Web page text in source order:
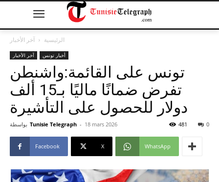
الرئيسية آخر الأخبار
آخر الأخبار أخبار تونس
تونس على القائمة:واشنطن
تفرض ضمانًا ماليًا بـ15 ألف
دولار للحصول على التأشيرة
بواسطة Tunisie Telegraph - 18 mars 2026 0
481
Facebook X WhatsApp